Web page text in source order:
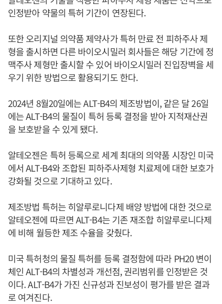
인정받아 약물의 특허 기간이 연장된다.
또한 오리지널 의약품 제약사가 특허 만료 전 피하주사 제
형을 출시하면 다른 바이오시밀러 회사들은 해당 기간에 정
맥주사 제형만 출시할 수 있어 바이오시밀러 진입장벽을 세
우기 위한 방법으로 활용되기도 한다.
2024년 8월20일에는 ALT-B4의 제조방법이, 같은 달 26일
에는 ALT-B4의 물질이 특허 등록 결정을 받아 지적재산권
을 보호받을 수 있게 됐다.
알테오젠은 특허 등록으로 세계 최대의 의약품 시장인 미국
에서 ALT-B4와 조합된 피하주사제형 치료제에 대한 보호가
강화될 것으로 기대하고 있다.
제조방법 특허는 히알루로니다제 배양 방법에 대한 것으로
알테오젠에 따르면 ALT-B4는 기존 재조합 히알루로니다제
에 비해 월등한 제조 수율을 갖췄다.
미국 특허청의 물질 특허를 등록 결정함에 따라 PH20 변이
체인 ALT-B4의 차별성과 개선점, 권리범위를 인정받은 것
이다. ALT-B4가 가진 신규성과 진보성이 평가를 받은 결과
로 여겨진다.